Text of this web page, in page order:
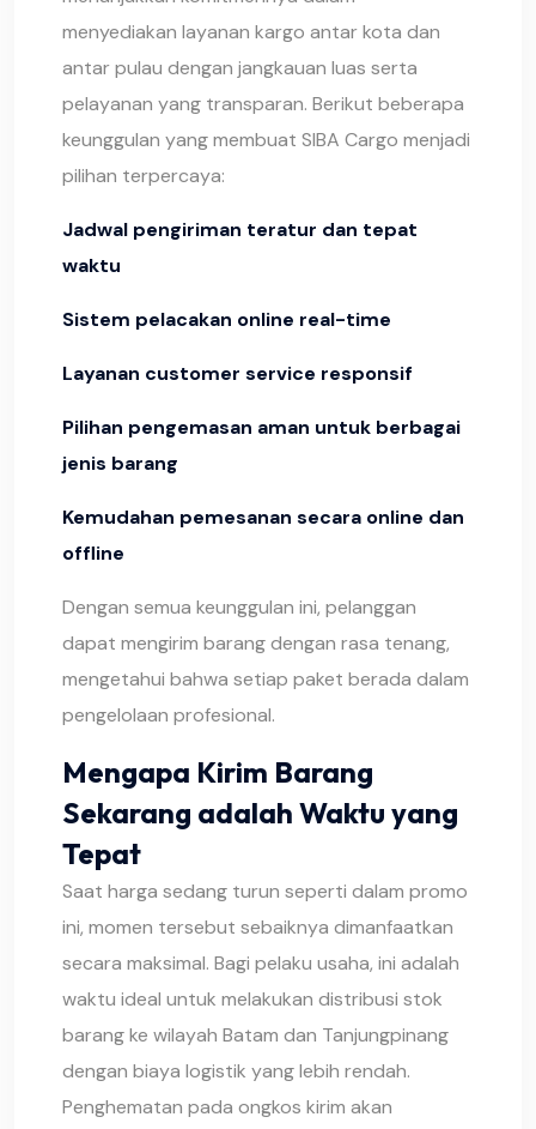
menyediakan layanan kargo antar kota dan
antar pulau dengan jangkauan luas serta
pelayanan yang transparan. Berikut beberapa
keunggulan yang membuat SIBA Cargo menjadi
pilihan terpercaya:
Jadwal pengiriman teratur dan tepat
waktu
Sistem pelacakan online real-time
Layanan customer service responsif
Pilihan pengemasan aman untuk berbagai
jenis barang
Kemudahan pemesanan secara online dan
offline
Dengan semua keunggulan ini, pelanggan
dapat mengirim barang dengan rasa tenang,
mengetahui bahwa setiap paket berada dalam
pengelolaan profesional.
Mengapa Kirim Barang
Sekarang adalah Waktu yang
Tepat
Saat harga sedang turun seperti dalam promo
ini, momen tersebut sebaiknya dimanfaatkan
secara maksimal. Bagi pelaku usaha, ini adalah
waktu ideal untuk melakukan distribusi stok
barang ke wilayah Batam dan Tanjungpinang
dengan biaya logistik yang lebih rendah.
Penghematan pada ongkos kirim akan